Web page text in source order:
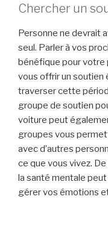
Chercher un
Personne ne devrait
seul. Parler à vos
bénéfique pour votre
vous offrir un soutien
traverser cette
groupe de soutien
voiture peut
groupes vous
avec d’autres
ce que vous vivez.
la santé mentale
gérer vos émotions